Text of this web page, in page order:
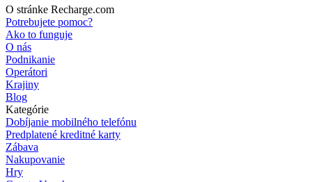
O stránke Recharge.com
Potrebujete pomoc?
Ako to funguje
O nás
Podnikanie
Operátori
Krajiny
Blog
Kategórie
Dobíjanie mobilného telefónu
Predplatené kreditné karty
Zábava
Nakupovanie
Hry